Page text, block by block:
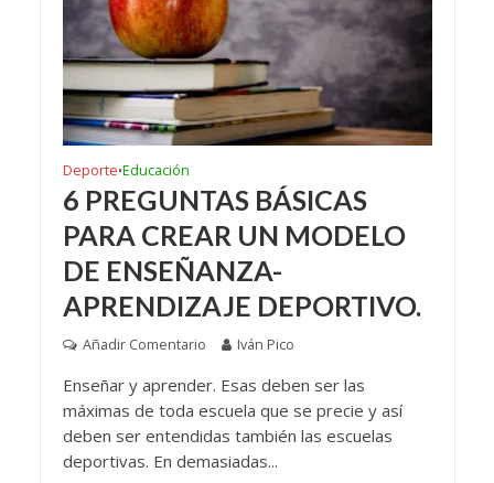
Deporte•Educación
6 PREGUNTAS BÁSICAS
PARA CREAR UN MODELO
DE ENSEÑANZA-
APRENDIZAJE DEPORTIVO.
Añadir Comentario Iván Pico
Enseñar y aprender. Esas deben ser las
máximas de toda escuela que se precie y así
deben ser entendidas también las escuelas
deportivas. En demasiadas...